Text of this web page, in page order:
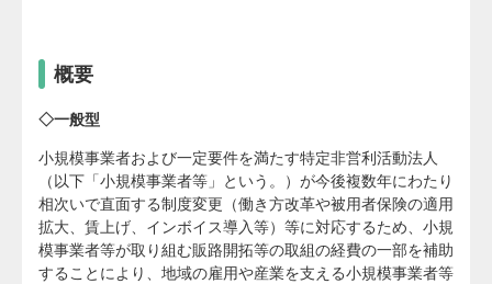
概要
◇一般型
小規模事業者および一定要件を満たす特定非営利活動法人
（以下「小規模事業者等」という。）が今後複数年にわたり
相次いで直面する制度変更（働き方改革や被用者保険の適用
拡大、賃上げ、インボイス導入等）等に対応するため、小規
模事業者等が取り組む販路開拓等の取組の経費の一部を補助
することにより、地域の雇用や産業を支える小規模事業者等